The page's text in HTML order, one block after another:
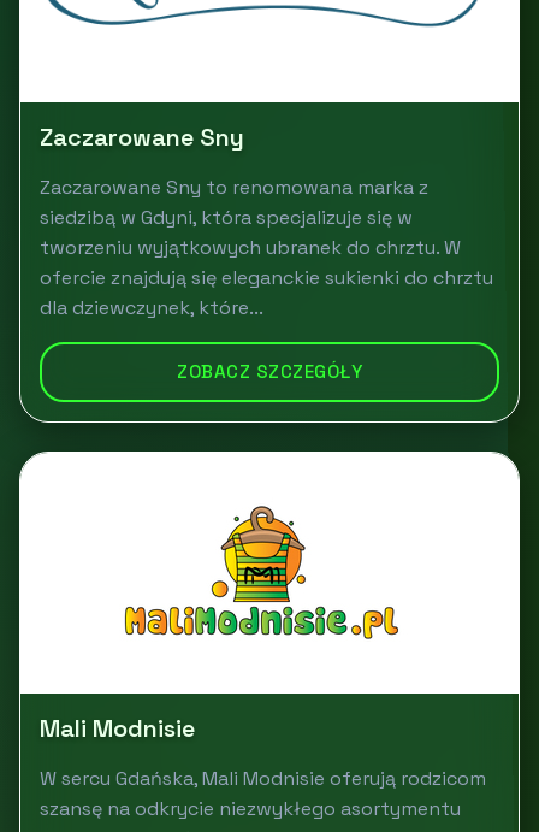
Zaczarowane Sny
Zaczarowane Sny to renomowana marka z
siedzibą w Gdyni, która specjalizuje się w
tworzeniu wyjątkowych ubranek do chrztu. W
ofercie znajdują się eleganckie sukienki do chrztu
dla dziewczynek, które...
ZOBACZ SZCZEGÓŁY
Mali Modnisie
W sercu Gdańska, Mali Modnisie oferują rodzicom
szansę na odkrycie niezwykłego asortymentu